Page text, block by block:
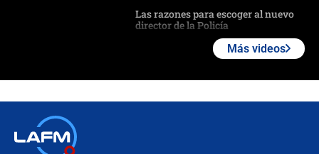
Las razones para escoger al nuevo
director de la Policía
Más videos